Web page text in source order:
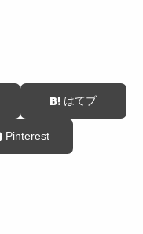
はてブ
Pinterest